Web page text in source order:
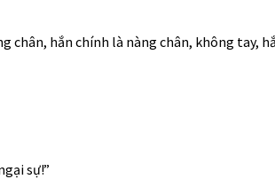
chân, hắn chính là nàng chân, không tay,
sự!”